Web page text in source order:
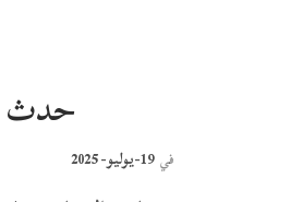
حدث
في 19-يوليو- 2025